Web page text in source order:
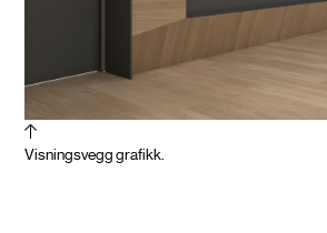
Visningsvegg grafikk.